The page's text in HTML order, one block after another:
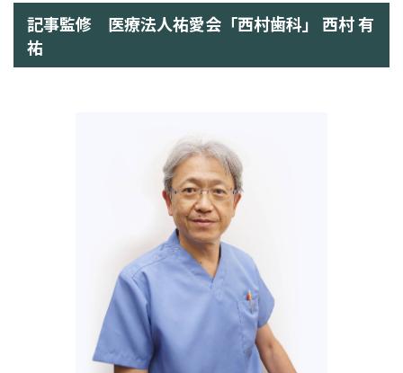
記事監修 医療法人祐愛会「西村歯科」 西村 有
祐